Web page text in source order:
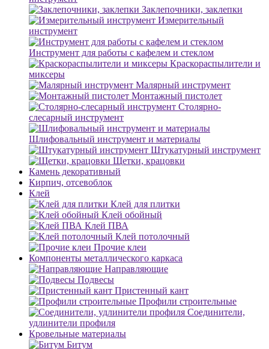
Заклепочники, заклепки
Измерительный
инструмент
Инструмент для работы с кафелем и стеклом
Краскораспылители и
миксеры
Малярный инструмент
Монтажный пистолет
Столярно-
слесарный инструмент
Шлифовальный инструмент и материалы
Штукатурный инструмент
Щетки, крацовки
Камень декоративный
Кирпич, отсевоблок
Клей
Клей для плитки
Клей обойный
Клей ПВА
Клей потолочный
Прочие клеи
Компоненты металлического каркаса
Направляющие
Подвесы
Пристенный кант
Профили строительные
Соединители,
удлинители профиля
Кровельные материалы
Битум